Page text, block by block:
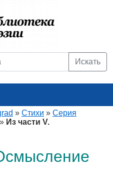
Искать
» Стихи » Серия
» Из части V.